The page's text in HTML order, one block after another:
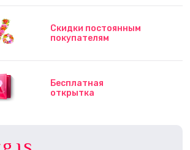
Скидки постоянным
покупателям
Бесплатная
открытка